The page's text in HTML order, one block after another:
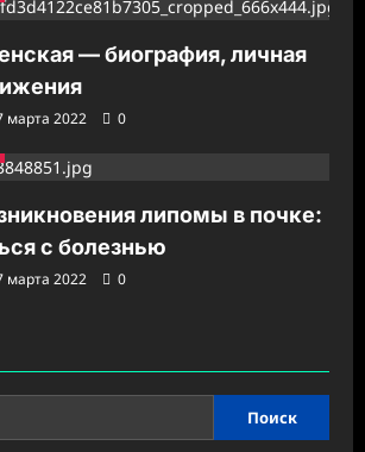
— биография, личная
марта 2022
0
липомы в почке:
с болезнью
марта 2022 0
Поиск